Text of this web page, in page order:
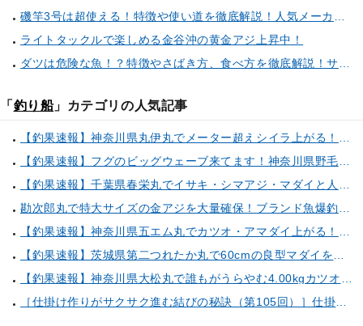
ライトタックルで楽しめる金谷沖の黄金アジ上昇中！
「 釣り船」カテゴリの人気記事